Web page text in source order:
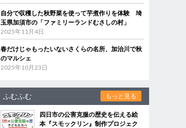
自分で収穫した秋野菜を使って芋煮作りを体験 埼
玉県加須市の「ファミリーランドむさしの村」
2025年11月4日
春だけじゃもったいないさくらの名所、加治川で秋
のマルシェ
2025年10月23日
ふむふむ もっと見る
四日市の公害克服の歴史を伝える絵
本『スモックリン』制作プロジェク